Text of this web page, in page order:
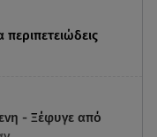
- Ξέφυγε από